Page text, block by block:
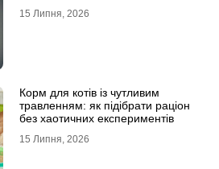
15 Липня, 2026
Корм для котів із чутливим
травленням: як підібрати раціон
без хаотичних експериментів
15 Липня, 2026